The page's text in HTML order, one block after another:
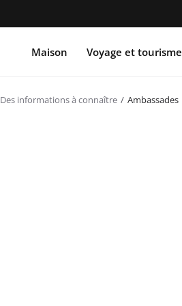
Maison Voyage et tourisme
Des informations à connaître Ambassades